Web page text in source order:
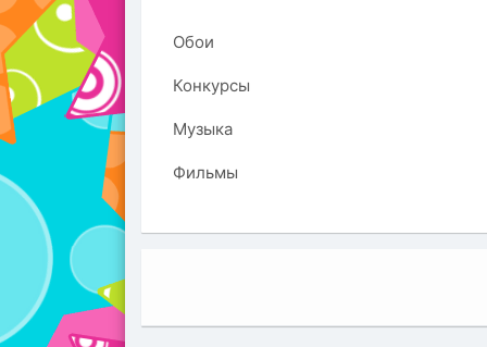
Обои
Конкурсы
Музыка
Фильмы